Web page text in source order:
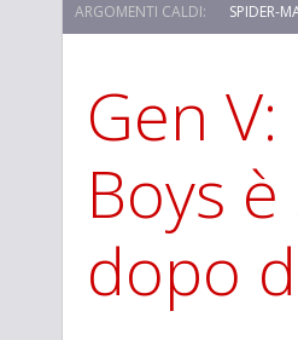
ARGOMENTI CALDI: SPIDER-
STAR TREK: STRANGE NEW
Gen
Boys
dopo